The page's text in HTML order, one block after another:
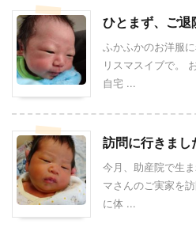
ひとまず、ご退
ふかふかのお洋服
リスマスイブで。
自宅 ...
訪問に行きまし
今月、助産院で生
マさんのご実家を
に体 ...